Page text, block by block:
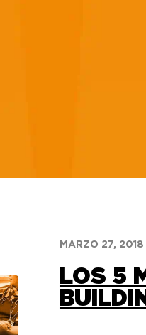
MARZO 27, 2018
LOS 5